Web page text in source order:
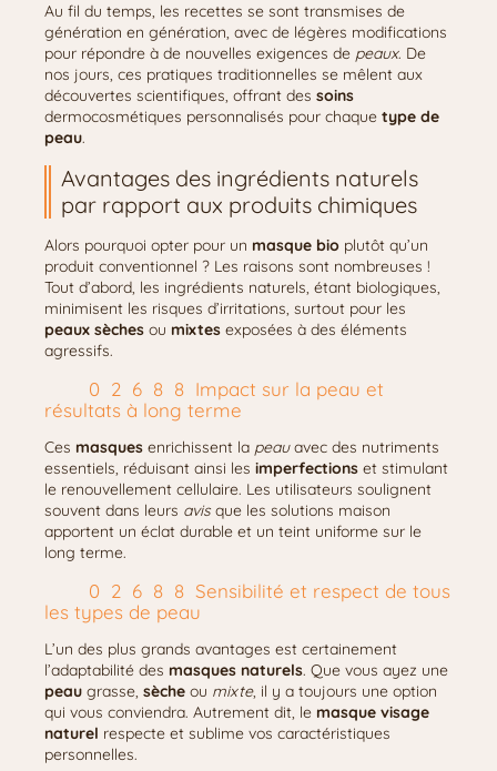
Au fil du temps, les recettes se sont transmises de
génération en génération, avec de légères modifications
pour répondre à de nouvelles exigences de peaux. De
nos jours, ces pratiques traditionnelles se mêlent aux
découvertes scientifiques, offrant des soins
dermocosmétiques personnalisés pour chaque type de
peau.
Avantages des ingrédients naturels
par rapport aux produits chimiques
Alors pourquoi opter pour un masque bio plutôt qu’un
produit conventionnel ? Les raisons sont nombreuses !
Tout d’abord, les ingrédients naturels, étant biologiques,
minimisent les risques d’irritations, surtout pour les
peaux sèches ou mixtes exposées à des éléments
agressifs.
Impact sur la peau et
résultats à long terme
Ces masques enrichissent la peauavec des nutriments
essentiels, réduisant ainsi les imperfections et stimulant
le renouvellement cellulaire. Les utilisateurs soulignent
souvent dans leurs avisque les solutions maison
apportent un éclat durable et un teint uniforme sur le
long terme.
Sensibilité et respect de tous
les types de peau
L’un des plus grands avantages est certainement
l’adaptabilité des masques naturels. Que vous ayez une
peau grasse, sèche ou mixte, il y a toujours une option
qui vous conviendra. Autrement dit, le masque visage
naturel respecte et sublime vos caractéristiques
personnelles.